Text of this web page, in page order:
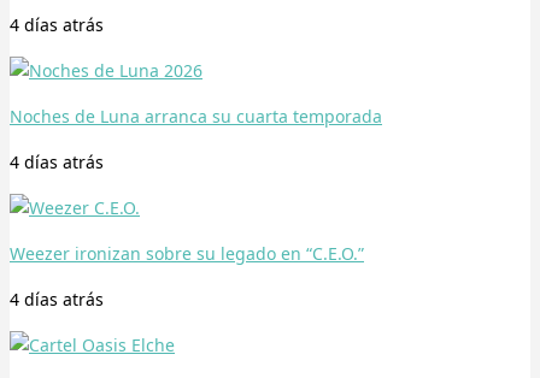
4 días atrás
Noches de Luna arranca su cuarta temporada
4 días atrás
Weezer ironizan sobre su legado en “C.E.O.”
4 días atrás